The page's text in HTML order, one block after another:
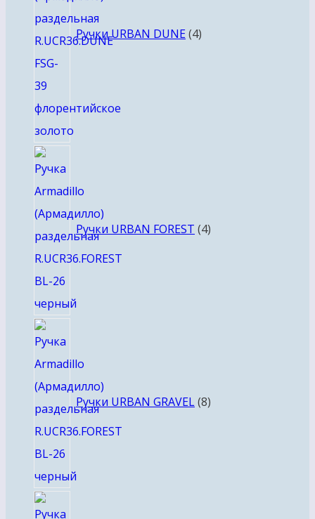
Ручки URBAN DUNE 4
Ручки URBAN FOREST 4
Ручки URBAN GRAVEL 8